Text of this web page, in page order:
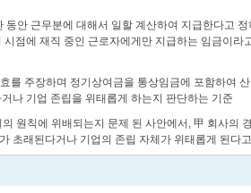
안 근무분에 대해서 일할 계산하여 지급한다고
점에 재직 중인 근로자에게만 지급하는 임금이
주장하며 정기상여금을 통상임금에 포함하여
나 기업 존립을 위태롭게 하는지 판단하는 기준
원칙에 위배되는지 문제 된 사안에서, 甲 회사의
초래된다거나 기업의 존립 자체가 위태롭게 된다